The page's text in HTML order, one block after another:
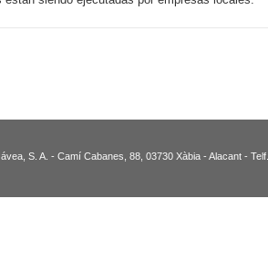
S. A. - Camí Cabanes, 88, 03730 Xàbia - Alacant -